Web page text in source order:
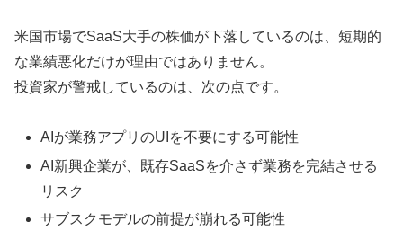
米国市場でSaaS大手の株価が下落しているのは、短期的
な業績悪化だけが理由ではありません。
投資家が警戒しているのは、次の点です。
AIが業務アプリのUIを不要にする可能性
AI新興企業が、既存SaaSを介さず業務を完結させる
リスク
サブスクモデルの前提が崩れる可能性